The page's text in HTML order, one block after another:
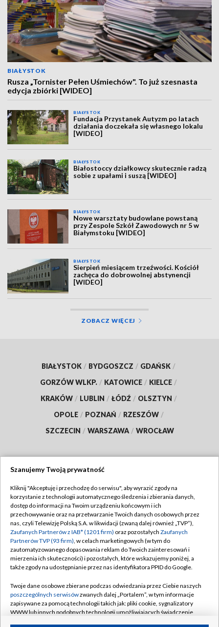
BIAŁYSTOK
Rusza „Tornister Pełen Uśmiechów". To już szesnasta
edycja zbiórki [WIDEO]
BIAŁYSTOK
Fundacja Przystanek Autyzm po latach
działania doczekała się własnego lokalu
[WIDEO]
BIAŁYSTOK
Białostoccy działkowcy skutecznie radzą
sobie z upałami i suszą [WIDEO]
BIAŁYSTOK
Nowe warsztaty budowlane powstaną
przy Zespole Szkół Zawodowych nr 5 w
Białymstoku [WIDEO]
BIAŁYSTOK
Sierpień miesiącem trzeźwości. Kościół
zachęca do dobrowolnej abstynencji
[WIDEO]
ZOBACZ WIĘCEJ
BIAŁYSTOK / BYDGOSZCZ / GDAŃSK /
GORZÓW WLKP. / KATOWICE / KIELCE /
KRAKÓW / LUBLIN / ŁÓDŹ / OLSZTYN /
OPOLE / POZNAŃ / RZESZÓW /
SZCZECIN / WARSZAWA / WROCŁAW
TVP
Abonament TVP
Emisja w TVP
Centrum informacji TVP
Naziemna Telewizja Cyfrowa
Rada Programowa
System NOS
Informacje o nadawcy
Regulamin TVP
Polityka prywatności
Moje zgody
Pomoc
Kontakt
Szanujemy Twoją prywatność
Kliknij "Akceptuję i przechodzę do serwisu", aby wyrazić zgody na
korzystanie z technologii automatycznego śledzenia i zbierania danych,
dostęp do informacji na Twoim urządzeniu końcowym i ich
przechowywanie oraz na przetwarzanie Twoich danych osobowych przez
nas, czyli Telewizję Polską S.A. w likwidacji (zwaną dalej również „TVP”),
Zaufanych Partnerów z IAB* (1201 firm) oraz pozostałych Zaufanych
Partnerów TVP (93 firm), w celach marketingowych (w tym do
zautomatyzowanego dopasowania reklam do Twoich zainteresowań i
mierzenia ich skuteczności) i pozostałych, które wskazujemy poniżej, a
także zgody na udostępnianie przez nas identyfikatora PPID do Google.
Twoje dane osobowe zbierane podczas odwiedzania przez Ciebie naszych
poszczególnych serwisówzwanych dalej „Portalem”, w tym informacje
zapisywane za pomocą technologii takich jak: pliki cookie, sygnalizatory
WWW lub innych podobnych technologii umożliwiających świadczenie